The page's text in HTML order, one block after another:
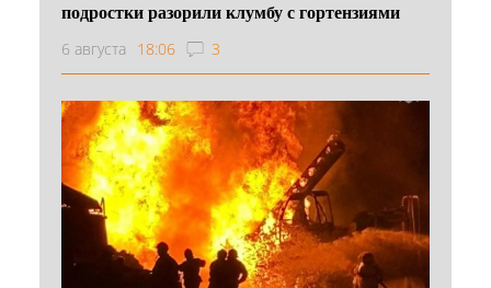
подростки разорили клумбу с гортензиями
6 августа 18:06 3